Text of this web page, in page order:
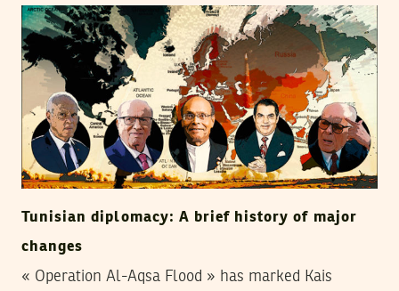
Tunisian diplomacy: A brief history of major
changes
« Operation Al-Aqsa Flood » has marked Kais